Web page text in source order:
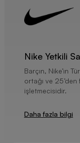
Nike Yetkili
Barçın, Nike’ın
ortağı ve 25’den
işletmecisidir.
Daha fazla bilgi